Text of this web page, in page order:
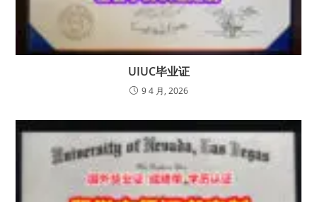
UIUC毕业证
9 4 月, 2026